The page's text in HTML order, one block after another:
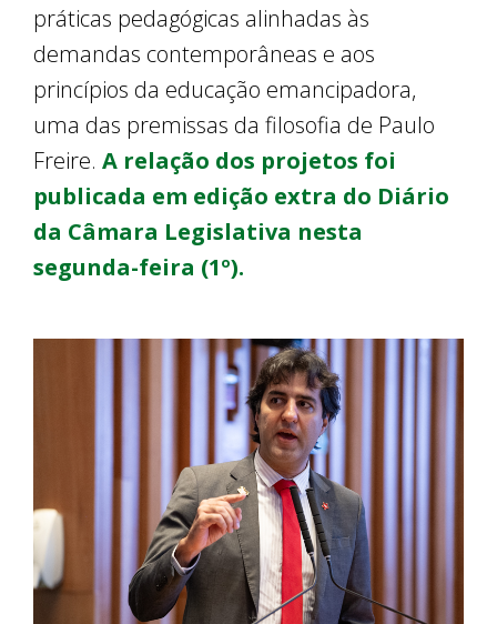
práticas pedagógicas alinhadas às
demandas contemporâneas e aos
princípios da educação emancipadora,
uma das premissas da filosofia de Paulo
Freire. A relação dos projetos foi
publicada em edição extra do Diário
da Câmara Legislativa nesta
segunda-feira (1º).